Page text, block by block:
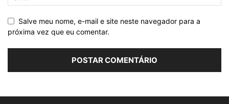
Salve meu nome, e-mail e site neste navegador para a
próxima vez que eu comentar.